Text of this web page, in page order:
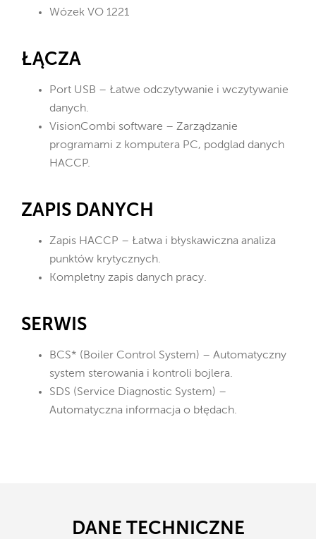
Wózek VO 1221
ŁĄCZA
Port USB – Łatwe odczytywanie i wczytywanie
danych.
VisionCombi software – Zarządzanie
programami z komputera PC, podglad danych
HACCP.
ZAPIS DANYCH
Zapis HACCP – Łatwa i błyskawiczna analiza
punktów krytycznych.
Kompletny zapis danych pracy.
SERWIS
BCS* (Boiler Control System) – Automatyczny
system sterowania i kontroli bojlera.
SDS (Service Diagnostic System) –
Automatyczna informacja o błędach.
DANE TECHNICZNE